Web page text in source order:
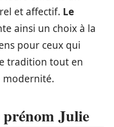
et affectif. Le
ainsi un choix à la
pour ceux qui
tradition tout en
modernité.
Julie